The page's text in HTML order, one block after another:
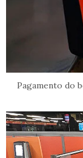
Pagamento do